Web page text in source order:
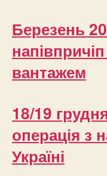
Березень
вантажем
18/19
операція з
Україні